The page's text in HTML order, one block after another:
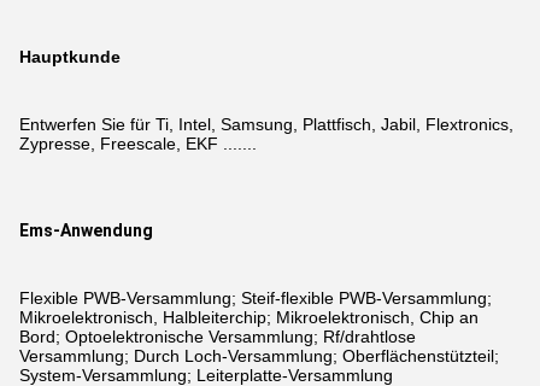
Hauptkunde
Entwerfen Sie für Ti, Intel, Samsung, Plattfisch, Jabil, Flextronics,
Zypresse, Freescale, EKF .......
Ems-Anwendung
Flexible PWB-Versammlung; Steif-flexible PWB-Versammlung;
Mikroelektronisch, Halbleiterchip; Mikroelektronisch, Chip an
Bord; Optoelektronische Versammlung; Rf/drahtlose
Versammlung; Durch Loch-Versammlung; Oberflächenstützteil;
System-Versammlung; Leiterplatte-Versammlung